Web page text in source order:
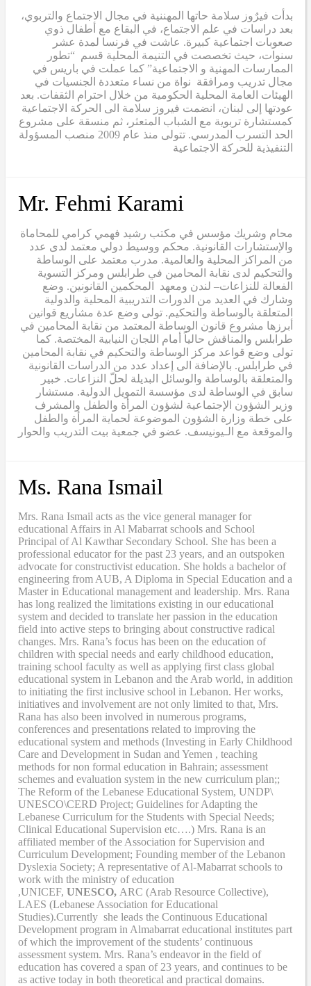
بدأت فيرٌوز سلامة حاتها المهننية في مجال الاجتماع والتربوي،
بعد دراسات في علم الاجتماع، في البقاع مع أطفال ذوي
صعوبات اجتماعية كبيرة. عاشت في فرنسا لمدة عشر
سنوات، حيث تخصصت في التنيمة المحلية قسم “تطور
الممارسات المهنية و الاجتماعية” كما عملت في باريس في
مجال تدريب ومرافقة نواة من نساء متعددة الجنسيات في
الهيئات العامة المحلية الحكومية من خلال احترام الثقفات. بعد
عودتها إلى لبنان، انضمت فيروز سلامة الى الحركة الاجتماعية
كمستشارة تربوية مع الشباب المتعثر، ثم منسقة على مشروع
الحد التسرب المدرسي. تتولى منذ عام 2009 منصب المسؤولة
التنفيذية للحركة الاجتماعية
Mr. Fehmi Karami
محام وشريك مؤسس في مكتب رشيد فهمي كرامي للمحاماة
والإستشارات القانونية. محكم ووسيط دولي معتمد لدى عدد
من المراكز المحلية والعالمية. مدرب معتمد على الوساطة
والتحكيم لدى نقابة المحامين في طرابلس ومركز التسوية
الفعالة للنزاعات– لندن ومعهد المحكمين القانونين. وضع
وشارك في العديد من الدورات التدريبية المحلية والدولية
المتعلقة بالوساطة والتحكيم. تولى وضع عدة مشاريع قوانين
أبرزها مشروع قانون الوساطة المعتمد من نقابة المحامين في
طرابلس والمناقش حالياً أمام اللجان النيابية المختصة. كما
تولى وضع قواعد مركز الوساطة والتحكيم في نقابة المحامين
في طرابلس. بالإضافة الى إعداد عدد من الدراسات القانونية
والمتعلقة بالوساطة والوسائل البديلة لحلّ النزاعات. خبير
سابق في الوساطة لدى مؤسسة التمويل الدولية. مستشار
وزير الشؤون الإجتماعية لشؤون المرأة والطفل والمشرف
على خطة وزارة الشؤون الموضوعة لحماية المرأة والطفل
والموقعة مع الـيونيسف. عضو في جمعية بيت التدريب والحوار
Ms. Rana Ismail
Mrs. Rana Ismail acts as the vice general manager for
educational Affairs in Al Mabarrat schools and School
Principal of Al Kawthar Secondary School. She has been a
professional educator for the past 23 years, and an outspoken
advocate for constructivist education. She holds a bachelor of
engineering from AUB, A Diploma in Special Education and a
Master in Educational management and leadership. Mrs. Rana
has long realized the limitations existing in our educational
system and decided to translate her passion in the education
field into active steps to bringing about constructive radical
changes. Mrs. Rana’s focus has been on the education of
children with special needs and early childhood education,
training school faculty as well as applying first class global
educational system in Lebanon and the Arab world, in addition
to initiating the first inclusive school in Lebanon. Her works,
initiatives and involvement are not only limited to that, Mrs.
Rana has also been involved in numerous programs,
conferences and presentations related to improving the
educational system and methods (Investing in Early Childhood
Care and Development in Sudan and Yemen , teaching
methods for non formal education in Bahrain; assessment
schemes and evaluation system in the new curriculum plan;;
The Reform of the Lebanese Educational System, UNDP\
UNESCO\CERD Project; Guidelines for Adapting the
Lebanese Curriculum for the Students with Special Needs;
Clinical Educational Supervision etc….) Mrs. Rana is an
affiliated member of the Association for Supervision and
Curriculum Development; Founding member of the Lebanon
Dyslexia Society; A representative of Al-Mabarrat schools to
work with the ministry of education
,UNICEF, UNESCO, ARC (Arab Resource Collective),
LAES (Lebanese Association for Educational
Studies).Currently she leads the Continuous Educational
Development program in Almabarrat educational institutes part
of which the improvement of the students’ continuous
assessment system. Mrs. Rana’s endeavor in the field of
education has covered a span of 23 years, and continues to be
as active today in both theoretical and practical domains.